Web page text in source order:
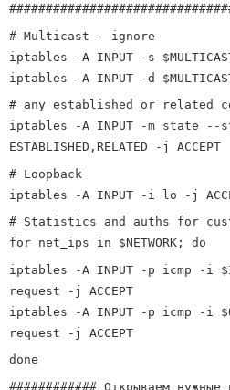
# Multicast - ignore
iptables -A INPUT -s
iptables -A INPUT -d
# any established or related
iptables -A INPUT -m state --
ESTABLISHED,RELATED -j ACCEPT
# Loopback
iptables -A INPUT -i lo -j
# Statistics and auths for
for net_ips in $NETWORK; do
iptables -A INPUT -p icmp -i
request -j ACCEPT
iptables -A INPUT -p icmp -i
request -j ACCEPT
done
############ Открываем нужные